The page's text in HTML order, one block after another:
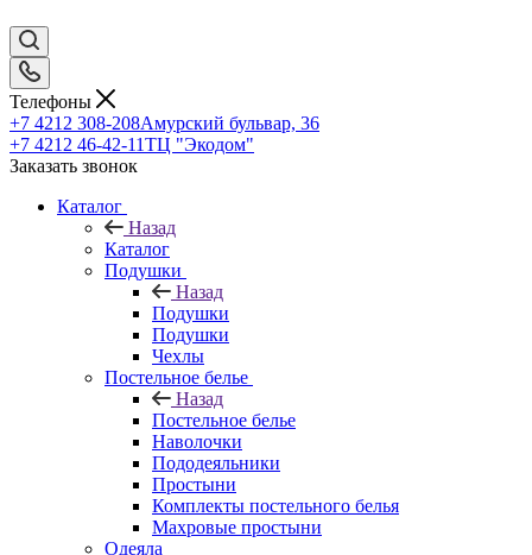
Телефоны
+7 4212 308-208Амурский бульвар, 36
+7 4212 46-42-11ТЦ "Экодом"
Заказать звонок
Каталог
Назад
Каталог
Подушки
Назад
Подушки
Подушки
Чехлы
Постельное белье
Назад
Постельное белье
Наволочки
Пододеяльники
Простыни
Комплекты постельного белья
Махровые простыни
Одеяла